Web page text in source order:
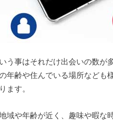
う事はそれだけ出会いの数が
年齢や住んでいる場所なども
ます。
域や年齢が近く、趣味や暇な